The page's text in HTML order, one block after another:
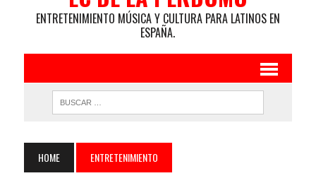
ENTRETENIMIENTO MÚSICA Y CULTURA PARA LATINOS EN
ESPAÑA.
HOME ENTRETENIMIENTO